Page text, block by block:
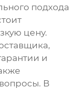
подхода
цену.
и
В